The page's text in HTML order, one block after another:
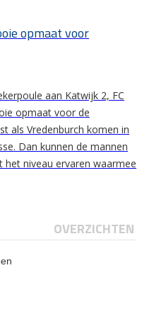
opmaat voor
aan Katwijk 2, FC
opmaat voor de
als Vredenburch komen in
Dan kunnen de mannen
niveau ervaren waarmee
OVERZICHTEN